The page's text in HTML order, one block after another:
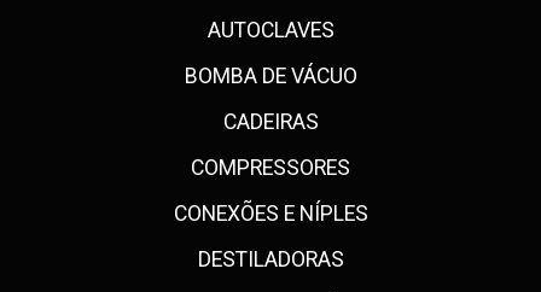
AUTOCLAVES
BOMBA DE VÁCUO
CADEIRAS
COMPRESSORES
CONEXÕES E NÍPLES
DESTILADORAS